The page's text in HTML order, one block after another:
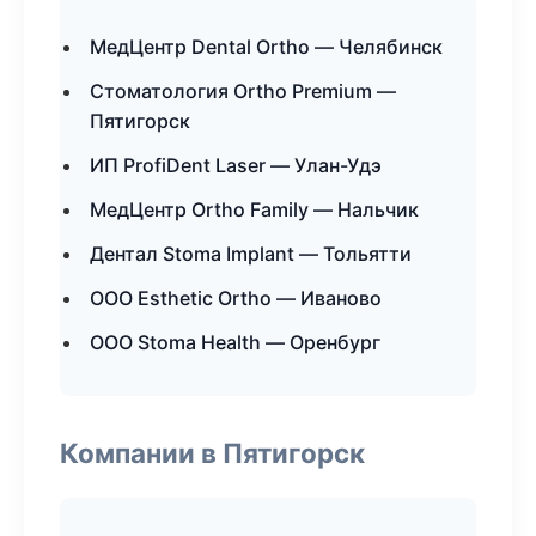
МедЦентр Dental Ortho — Челябинск
Стоматология Ortho Premium —
Пятигорск
ИП ProfiDent Laser — Улан-Удэ
МедЦентр Ortho Family — Нальчик
Дентал Stoma Implant — Тольятти
ООО Esthetic Ortho — Иваново
ООО Stoma Health — Оренбург
Компании в Пятигорск